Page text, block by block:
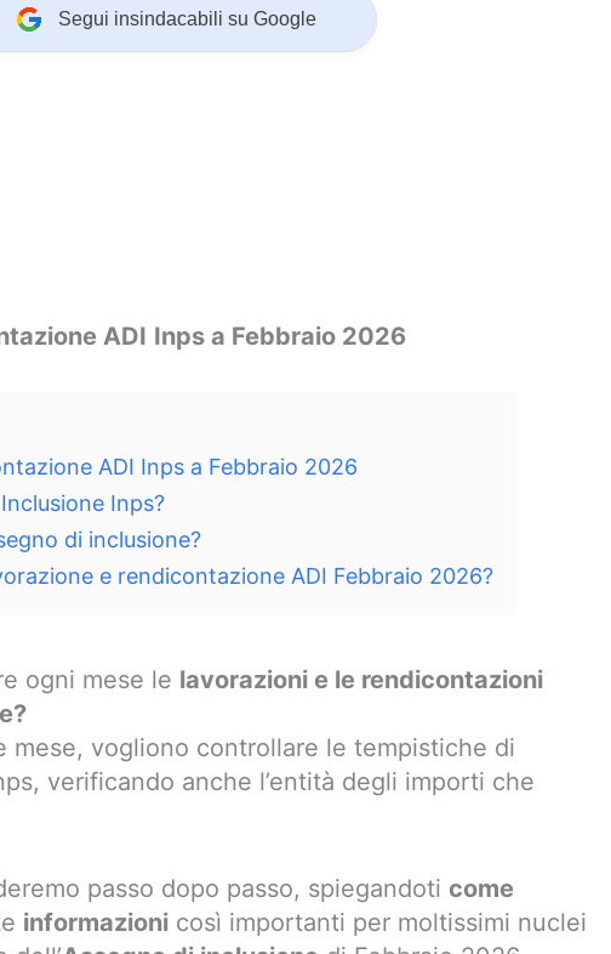
Segui insindacabili su Google
ADI Inps a Febbraio 2026
ADI Inps a Febbraio 2026
Inclusione Inps?
di inclusione?
e rendicontazione ADI Febbraio 2026?
ogni mese le lavorazioni e le rendicontazioni
mese, vogliono controllare le tempistiche di
verificando anche l’entità degli importi che
passo dopo passo, spiegandoti come
informazioni così importanti per moltissimi nuclei